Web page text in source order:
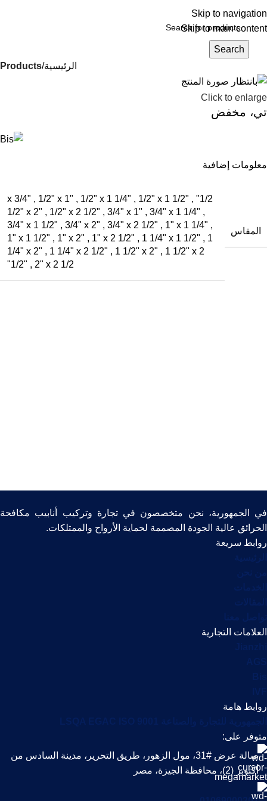
Skip to navigation
Skip to main content
Search
الرئيسية Products
Click to enlarge
تي، مخفض
معلومات إضافية
المقاس
1/2" x 3/4"
, 1/2" x 1" , 1/2" x 1 1/4" , 1/2" x 1 1/2" ,
1/2" x 2" , 1/2" x 2 1/2" , 3/4" x 1" , 3/4" x 1 1/4" ,
3/4" x 1 1/2" , 3/4" x 2" , 3/4" x 2 1/2" , 1" x 1 1/4" ,
1" x 1 1/2" , 1" x 2" , 1" x 2 1/2" , 1 1/4" x 1 1/2" , 1
1/4" x 2" , 1 1/4" x 2 1/2" , 1 1/2" x 2" , 1 1/2" x 2
1/2" , 2" x 2 1/2"
في الجمهورية، نحن متخصصون في تجارة وتركيب أنابيب مكافحة
الحرائق عالية الجودة المصممة لحماية الأرواح والممتلكات.
روابط سريعة
العلامات التجارية
روابط هامة
متوفر على:
صالة عرض #31، مول الزهور، طريق التحرير، مدينة السادس من
أكتوبر (2)، محافظة الجيزة، مصر